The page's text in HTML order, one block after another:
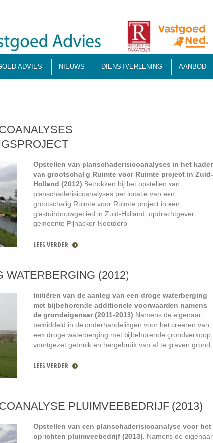
ADVIES NIEUWS DIENSTVERLENING AANBOD
Opstellen van planschaderisicoanalyses in het kader
van grootschalig Ruimte voor Ruimte project in Zuid-
Holland (2012) Betrokken bij het opstellen van
planschaderisicoanalyses per locatie van een
grootschalig Ruimte voor Ruimte project in een
glastuinbouwgebied in Zuid-Holland, opdrachtgever
gemeente Pijnacker-Nootdorp
LEES VERDER
WATERBERGING (2012)
Initiëren van de aanleg van een droge waterberging
met bijbehorende additionele voorwaarden namens
de grondeigenaar (2011-2013) Namens de eigenaar
bemiddeld in de onderhandelingen voor het creëren van
een droge waterberging met bijbehorende grondverkoop,
voortgezet gebruik en hergebruik van af te graven grond.
LEES VERDER
PLUIMVEEBEDRIJF (2013)
Opstellen van een planschaderisicoanalyse voor het
oprichten pluimveebedrijf (2013). Namens de eigenaar